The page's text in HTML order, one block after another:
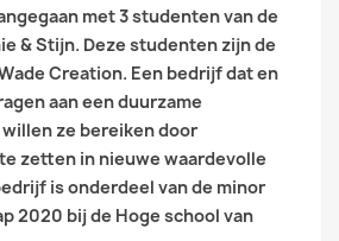
met 3 studenten van de
& Stijn. Deze studenten zijn de
Creation. Een bedrijf dat en
aan een duurzame
ze bereiken door
zetten in nieuwe waardevolle
is onderdeel van de minor
2020 bij de Hoge school van